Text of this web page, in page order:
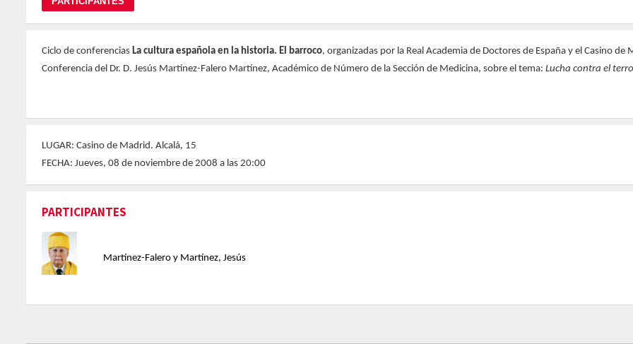
Ciclo de conferencias La cultura española en la historia. El barroco, organizadas por la Real Academia de Doctores de España y el Casino de
Conferencia del Dr. D. Jesús Martínez-Falero Martínez, Académico de Número de la Sección de Medicina, sobre el tema: Lucha contra el
LUGAR: Casino de Madrid. Alcalá, 15
FECHA: Jueves, 08 de noviembre de 2008 a las 20:00
PARTICIPANTES
Martínez-Falero y Martínez, Jesús